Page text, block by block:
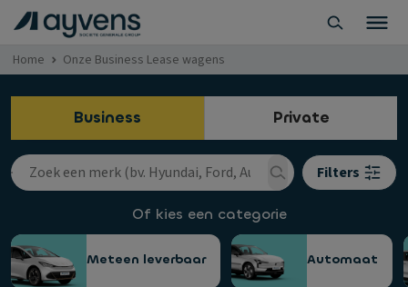
Home Onze Business Lease wagens
Business Private
Filters
Of kies een categorie
Meteen leverbaar Automaat